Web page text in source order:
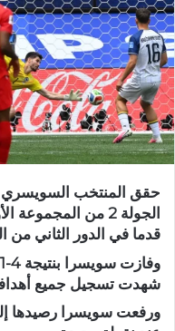
حقق المنتخب السويسري
قدما في الدور الثاني من
شهدت تسجيل جميع